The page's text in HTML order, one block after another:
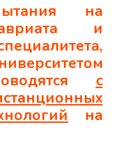
на
и
с
на